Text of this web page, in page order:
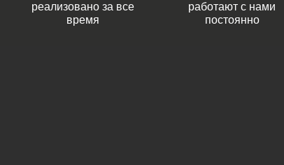
реализовано за все
время
работают с нами
постоянно